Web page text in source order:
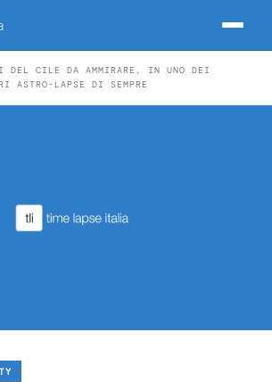
DEL CILE DA AMMIRARE, IN UNO DEI
ASTRO-LAPSE DI SEMPRE